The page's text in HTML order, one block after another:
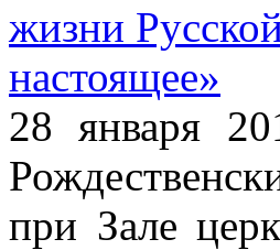
жизни
настоящее»
28 января
при Зале